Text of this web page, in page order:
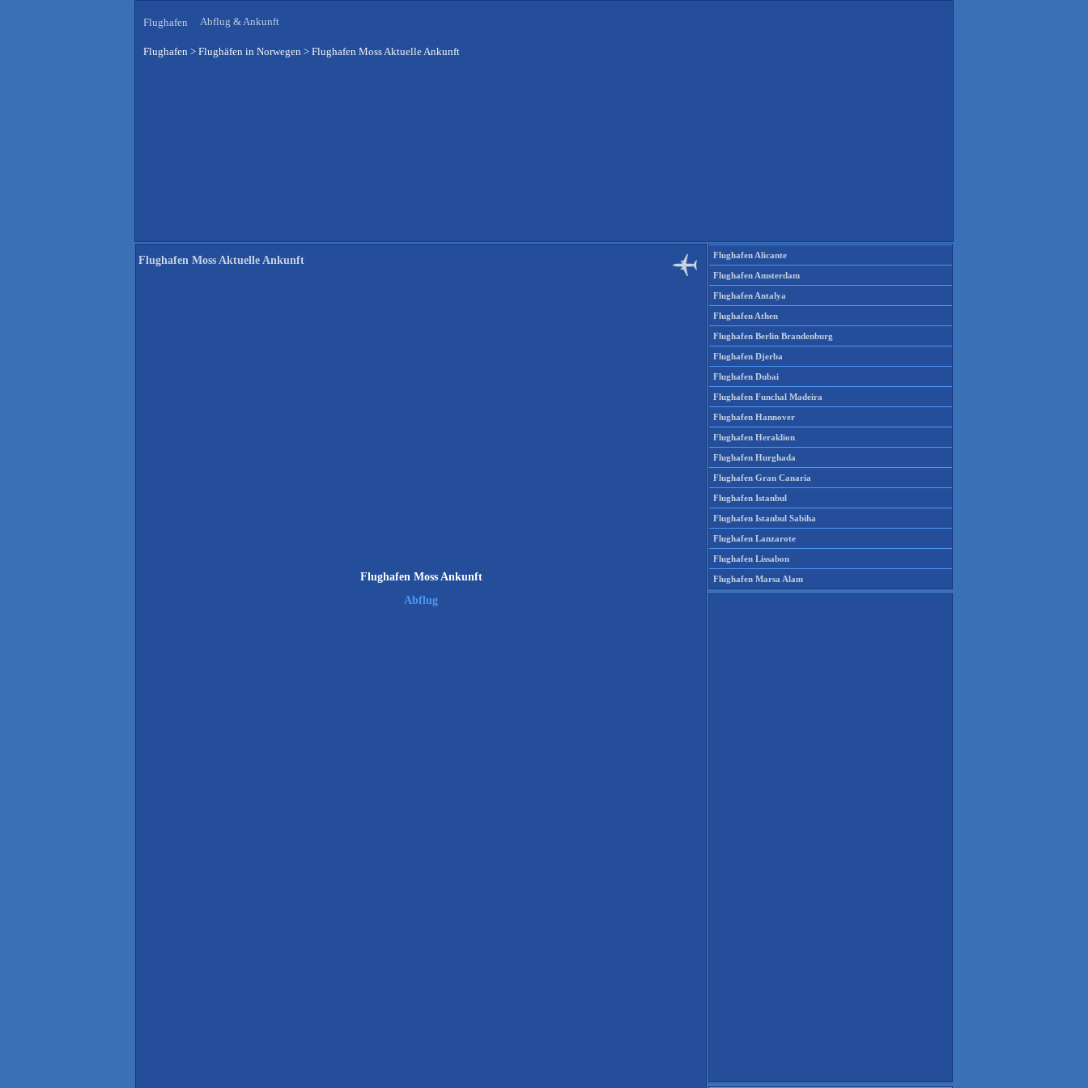
Flughafen Abflug & Ankunft
Flughafen > Flughäfen in Norwegen > Flughafen Moss Aktuelle Ankunft
Flughafen Moss Aktuelle Ankunft
Flughafen Moss Ankunft
Abflug
Flughafen Alicante
Flughafen Amsterdam
Flughafen Antalya
Flughafen Athen
Flughafen Berlin Brandenburg
Flughafen Djerba
Flughafen Dubai
Flughafen Funchal Madeira
Flughafen Hannover
Flughafen Heraklion
Flughafen Hurghada
Flughafen Gran Canaria
Flughafen Istanbul
Flughafen Istanbul Sabiha
Flughafen Lanzarote
Flughafen Lissabon
Flughafen Marsa Alam